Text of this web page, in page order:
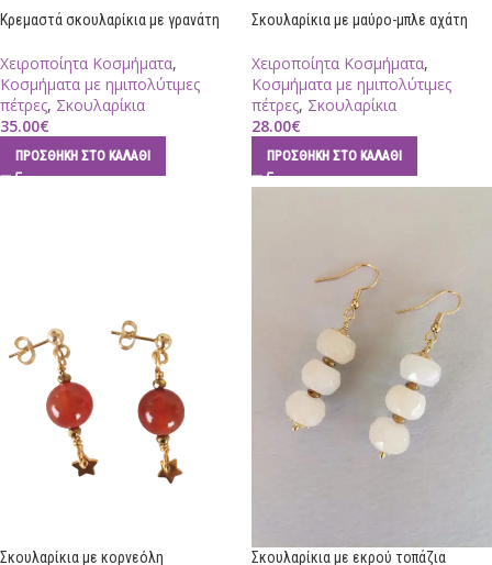
Κρεμαστά σκουλαρίκια με γρανάτη
Χειροποίητα Κοσμήματα,
Κοσμήματα με ημιπολύτιμες
πέτρες, Σκουλαρίκια
35.00€
ΠΡΟΣΘΉΚΗ ΣΤΟ ΚΑΛΆΘΙ
Σκουλαρίκια με μαύρο-μπλε αχάτη
Χειροποίητα Κοσμήματα,
Κοσμήματα με ημιπολύτιμες
πέτρες, Σκουλαρίκια
28.00€
ΠΡΟΣΘΉΚΗ ΣΤΟ ΚΑΛΆΘΙ
Σκουλαρίκια με κορνεόλη Σκουλαρίκια με εκρού τοπάζια